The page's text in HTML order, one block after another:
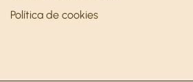
Política de cookies